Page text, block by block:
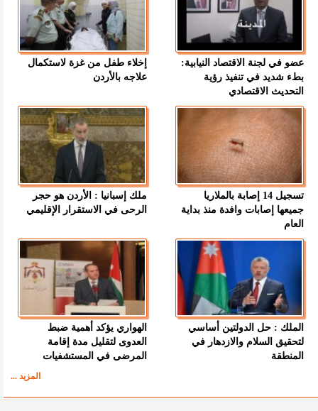
عضو في لجنة الاقتصاد النيابية:
بطء شديد في تنفيذ رؤية
التحديث الاقتصادي
إخلاء طفل من غزة لاستكمال
علاجه بالأردن
تسجيل 14 إصابة بالملاريا
جميعها إصابات وافدة منذ بداية
العام
ملك إسبانيا : الأردن هو حجر
الرحى في الاستقرار الإقليمي
الملك : حل الدولتين أساسي
لتحقيق السلام والازدهار في
المنطقة
الهواري يؤكد أهمية ضبط
العدوى لتقليل مدة إقامة
المرضى في المستشفيات
المزيد ...